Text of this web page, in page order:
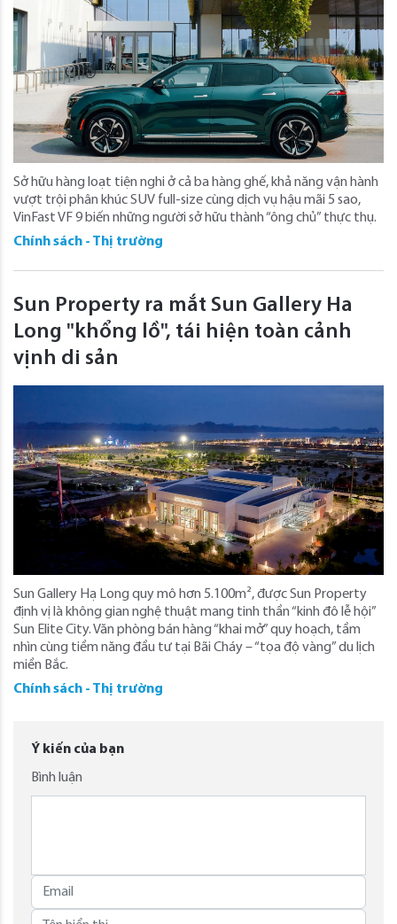
Sở hữu hàng loạt tiện nghi ở cả ba hàng ghế, khả năng vận hành
vượt trội phân khúc SUV full-size cùng dịch vụ hậu mãi 5 sao,
VinFast VF 9 biến những người sở hữu thành “ông chủ” thực thụ.
Chính sách - Thị trường
Sun Property ra mắt Sun Gallery Ha
Long "khổng lồ", tái hiện toàn cảnh
vịnh di sản
Sun Gallery Hạ Long quy mô hơn 5.100m², được Sun Property
định vị là không gian nghệ thuật mang tinh thần “kinh đô lễ hội”
Sun Elite City. Văn phòng bán hàng “khai mở” quy hoạch, tầm
nhìn cùng tiềm năng đầu tư tại Bãi Cháy – “tọa độ vàng” du lịch
miền Bắc.
Chính sách - Thị trường
Ý kiến của bạn
Bình luận